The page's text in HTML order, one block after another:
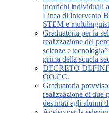
incarichi individuali
Linea di Intervento
STEM e
Graduatoria per la
realizzazione del
scienze e
prima della scuola
DECRETO
OO.CC.
Graduatoria
realizzazione di due
destinati agli alunni